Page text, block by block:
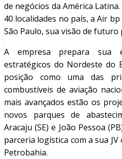
de negócios da América
40 localidades no país, a Air
São Paulo, sua visão de futuro
A empresa prepara sua
estratégicos do Nordeste do
posição como uma das
combustíveis de aviação
mais avançados estão os
novos parques de
Aracaju (SE) e João Pessoa
parceria logística com a sua
Petrobahia.